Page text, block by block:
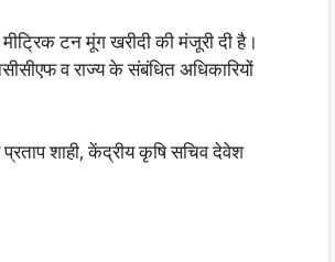
टन मूंग खरीदी की मंजूरी दी है।
व राज्य के संबंधित अधिकारियों
शाही, केंद्रीय कृषि सचिव देवेश